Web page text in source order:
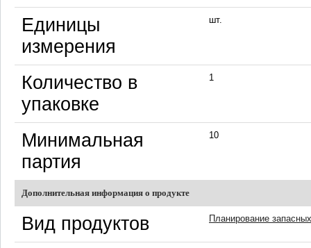
Единицы
измерения
шт.
Количество в
упаковке
1
Минимальная
партия
10
Дополнительная информация о продукте
Вид продуктов Планирование